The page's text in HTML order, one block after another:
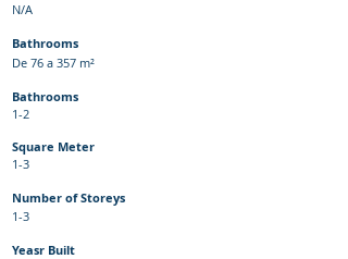
N/A
Bathrooms
De 76 a 357 m²
Bathrooms
1-2
Square Meter
1-3
Number of Storeys
1-3
Yeasr Built